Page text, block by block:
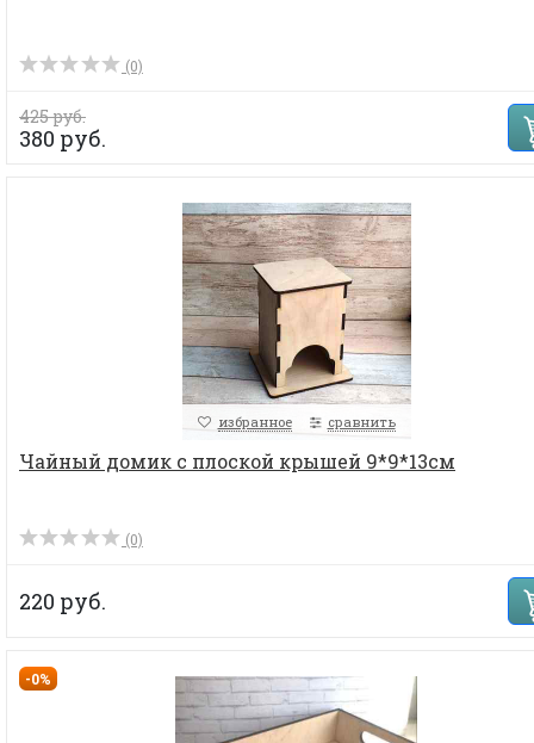
(0)
425 руб.
380 руб.
избранное сравнить
Чайный домик с плоской крышей 9*9*13см
(0)
220 руб.
-0%